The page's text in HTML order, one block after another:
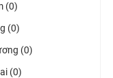
(0)
(0)
(0)
(0)